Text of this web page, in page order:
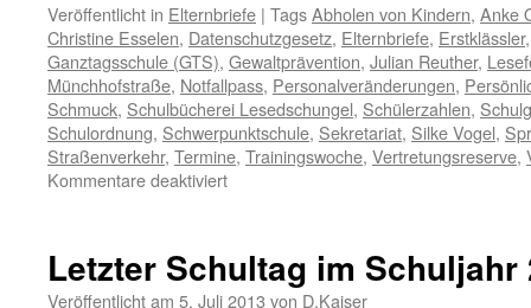
Veröffentlicht in Elternbriefe | TagsAbholen von Kindern, Anke
Christine Esselen, Datenschutzgesetz, Elternbriefe, Erstklässler
Ganztagsschule (GTS), Gewaltprävention, Julian Reuther,
Münchhofstraße, Notfallpass, Personalveränderungen,
Schmuck, Schulbücherei Lesedschungel, Schülerzahlen,
Schulordnung, Schwerpunktschule, Sekretariat, Silke Vogel,
Straßenverkehr, Termine, Trainingswoche, Vertretungsreserve,
Kommentare deaktiviertfür
/
2014
Letzter Schultag im Schuljahr
Veröffentlicht am 5. Juli 2013 von D.Kaiser